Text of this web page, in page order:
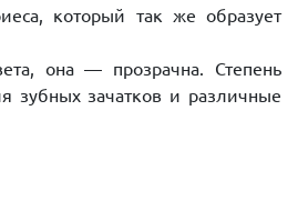
который так же образует
она — прозрачна. Степень
зубных зачатков и различные